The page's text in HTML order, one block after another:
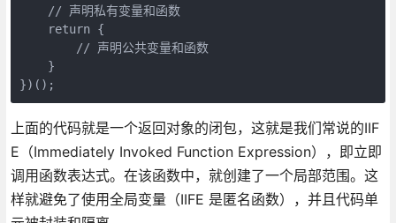
    // 声明私有变量和函数
    return {
        // 声明公共变量和函数
    }
})();
上面的代码就是一个返回对象的闭包，这就是我们常说的IIF
E（Immediately Invoked Function Expression），即立即
调用函数表达式。在该函数中，就创建了一个局部范围。这
样就避免了使用全局变量（IIFE 是匿名函数），并且代码单